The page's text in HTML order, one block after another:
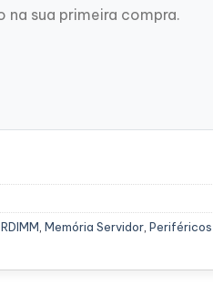
na sua primeira compra.
Memória Servidor Periféricos